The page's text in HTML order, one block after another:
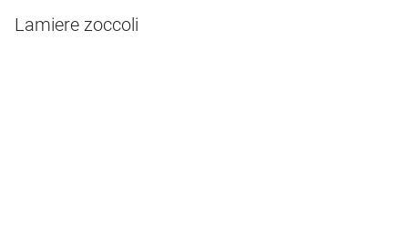
Lamiere zoccoli